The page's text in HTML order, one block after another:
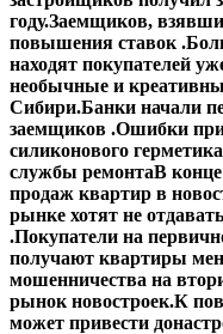
году.Заемщиков,
повышения ставок .
находят покупателей
необычные и
Сибири.Банки начали
заемщиков .Ошибки при
силиконового
службы ремонтаВ
продаж квартир в
рынке хотят не
.Покупатели на
получают квартиры
мошенничества на
рынок новостроек.К
может привести